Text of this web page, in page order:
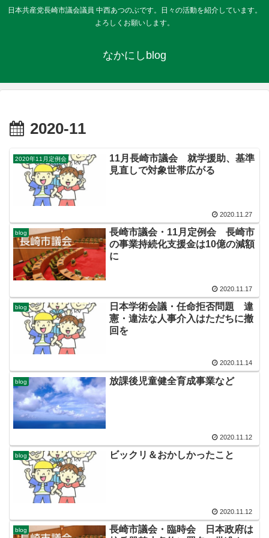
日本共産党長崎市議会議員 中西あつのぶです。日々の活動を紹介しています。
よろしくお願いします。
なかにしblog
2020-11
2020年11月定例会
11月長崎市議会 就学援助、基準
見直しで対象世帯広がる
2020.11.27
blog
長崎市議会・11月定例会 長崎市
の事業持続化支援金は10億の減額
に
2020.11.17
blog
日本学術会議・任命拒否問題 違
憲・違法な人事介入はただちに撤
回を
2020.11.14
blog 放課後児童健全育成事業など
2020.11.12
blog ビックリ＆おかしかったこと
2020.11.12
blog
長崎市議会・臨時会 日本政府は